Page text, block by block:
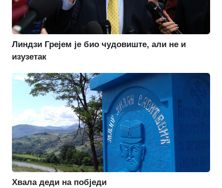
Линдзи Грејем је био чудовиште, али не и
изузетак
Хвала деди на побједи